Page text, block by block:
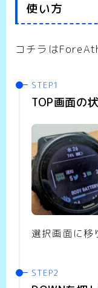
使い方
コチラは
TOP画面の
選択画面に移